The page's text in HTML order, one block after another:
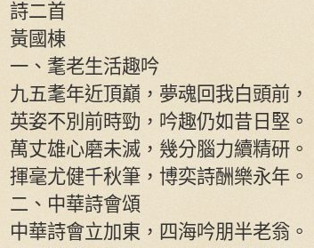
詩二首
黃國棟
一、耄老生活趣吟
九五耄年近頂巔，夢魂回我白頭前，
英姿不別前時勁，吟趣仍如昔日堅。
萬丈雄心磨未滅，幾分腦力續精研。
揮毫尤健千秋筆，博奕詩酬樂永年。
二、中華詩會頌
中華詩會立加東，四海吟朋半老翁。